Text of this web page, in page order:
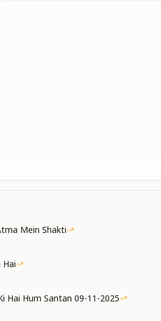
Mein Shakti
Hai Hum Santan 09-11-2025